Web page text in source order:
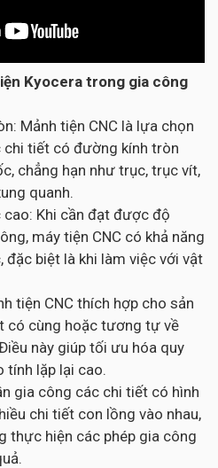
Kyocera trong gia công
Mảnh tiện CNC là lựa chọn
tiết có đường kính tròn
chẳng hạn như trục, trục vít,
quanh.
Khi cần đạt được độ
máy tiện CNC có khả năng
đặc biệt là khi làm việc với vật
tiện CNC thích hợp cho sản
có cùng hoặc tương tự về
này giúp tối ưu hóa quy
tính lặp lại cao.
gia công các chi tiết có hình
chi tiết con lồng vào nhau,
thực hiện các phép gia công